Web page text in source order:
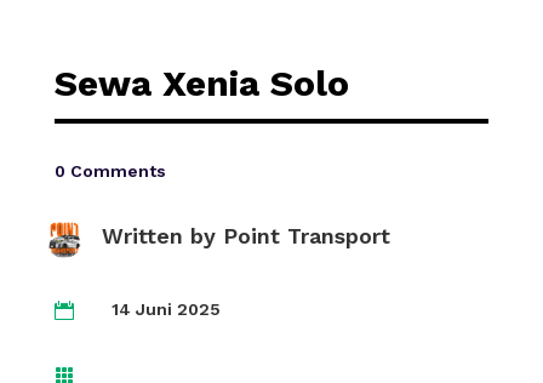
Sewa Xenia Solo
0 Comments
Written by Point Transport
 14 Juni 2025
